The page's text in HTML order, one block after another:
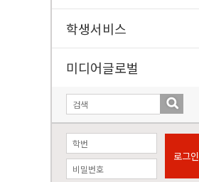
학생서비스
미디어글로벌
로그인